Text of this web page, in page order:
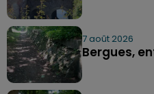
7 août 2026
Bergues,